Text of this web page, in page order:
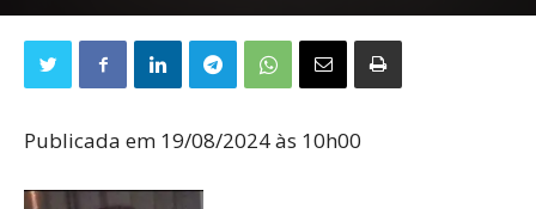
Publicada em 19/08/2024 às 10h00